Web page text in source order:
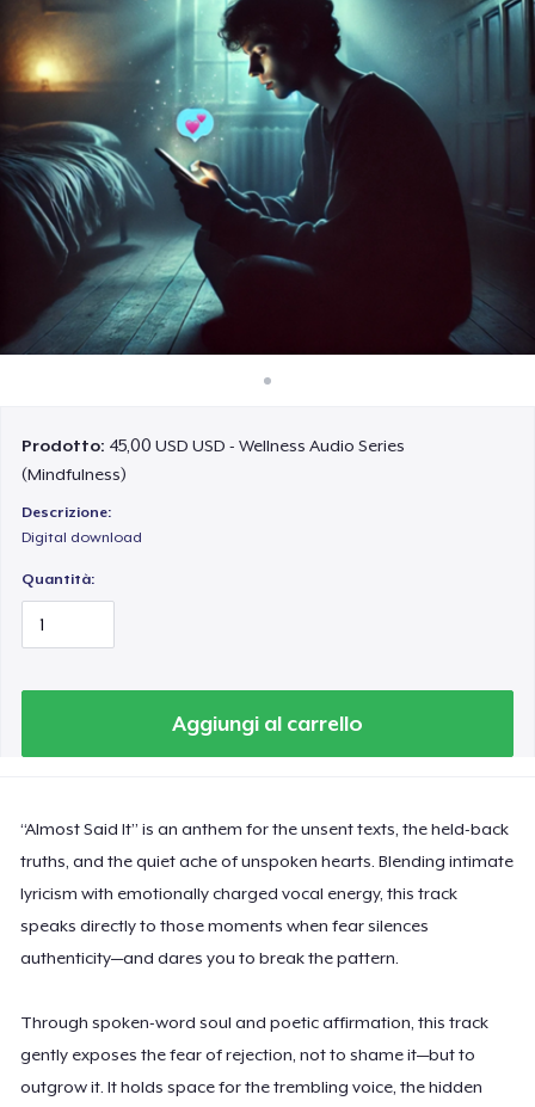
Vendi ovunque
Vendi qualsiasi cosa
Prodotto: 45,00 USD USD - Wellness Audio Series
(Mindfulness)
Descrizione:
Digital download
Quantità:
Aggiungi al carrello
“Almost Said It” is an anthem for the unsent texts, the held-back
truths, and the quiet ache of unspoken hearts. Blending intimate
lyricism with emotionally charged vocal energy, this track
speaks directly to those moments when fear silences
authenticity—and dares you to break the pattern.
Through spoken-word soul and poetic affirmation, this track
gently exposes the fear of rejection, not to shame it—but to
outgrow it. It holds space for the trembling voice, the hidden